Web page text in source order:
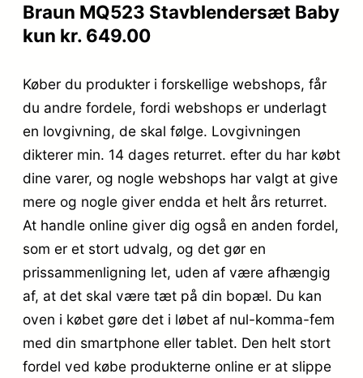
Braun MQ523 Stavblendersæt Baby
kun kr. 649.00
Køber du produkter i forskellige webshops, får
du andre fordele, fordi webshops er underlagt
en lovgivning, de skal følge. Lovgivningen
dikterer min. 14 dages returret. efter du har købt
dine varer, og nogle webshops har valgt at give
mere og nogle giver endda et helt års returret.
At handle online giver dig også en anden fordel,
som er et stort udvalg, og det gør en
prissammenligning let, uden af være afhængig
af, at det skal være tæt på din bopæl. Du kan
oven i købet gøre det i løbet af nul-komma-fem
med din smartphone eller tablet. Den helt stort
fordel ved købe produkterne online er at slippe